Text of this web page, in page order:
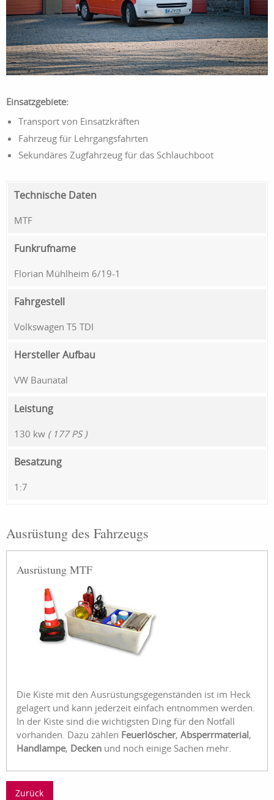
Einsatzgebiete:
Transport von Einsatzkräften
Fahrzeug für Lehrgangsfahrten
Sekundäres Zugfahrzeug für das Schlauchboot
Technische Daten
MTF
Funkrufname
Florian Mühlheim 6/19-1
Fahrgestell
Volkswagen T5 TDI
Hersteller Aufbau
VW Baunatal
Leistung
130 kw ( 177 PS )
Besatzung
1:7
Ausrüstung des Fahrzeugs
Ausrüstung MTF
Die Kiste mit den Ausrüstungsgegenständen ist im Heck
gelagert und kann jederzeit einfach entnommen werden.
In der Kiste sind die wichtigsten Ding für den Notfall
vorhanden. Dazu zählen Feuerlöscher, Absperrmaterial,
Handlampe, Decken und noch einige Sachen mehr.
Zurück